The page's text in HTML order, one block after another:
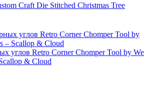
Craft Die Stitched Christmas Tree
углов Retro Corner Chomper Tool by We
& Cloud